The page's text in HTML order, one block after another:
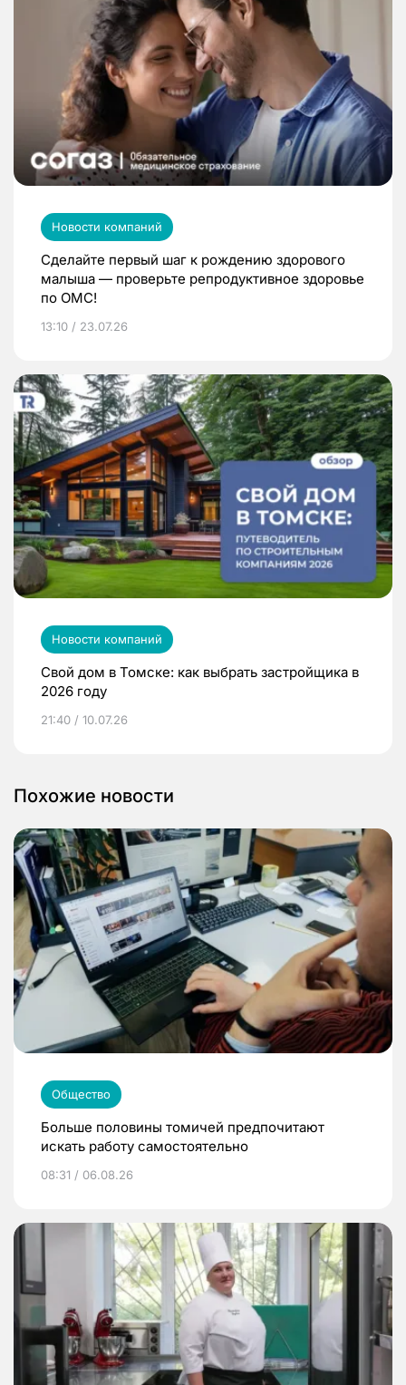
Новости компаний
Сделайте первый шаг к рождению здорового
малыша — проверьте репродуктивное здоровье
по ОМС!
13:10 / 23.07.26
Новости компаний
Свой дом в Томске: как выбрать застройщика в
2026 году
21:40 / 10.07.26
Похожие новости
Общество
Больше половины томичей предпочитают
искать работу самостоятельно
08:31 / 06.08.26